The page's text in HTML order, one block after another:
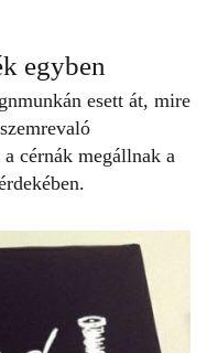
egyben
esett át, mire
cérnák megállnak a